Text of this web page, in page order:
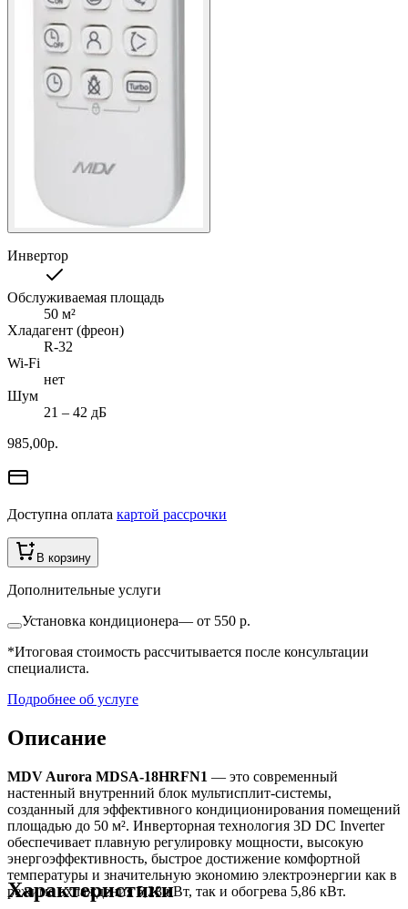
Инвертор
Обслуживаемая площадь
50 м²
Хладагент (фреон)
R-32
Wi-Fi
нет
Шум
21 ‒ 42 дБ
985,00р.
Доступна оплата картой рассрочки
В корзину
Дополнительные услуги
Установка кондиционера— от 550 р.
*Итоговая стоимость рассчитывается после консультации
специалиста.
Подробнее об услуге
Описание
MDV Aurora MDSA-18HRFN1 — это современный
настенный внутренний блок мультисплит-системы,
созданный для эффективного кондиционирования помещений
площадью до 50 м². Инверторная технология 3D DC Inverter
обеспечивает плавную регулировку мощности, высокую
энергоэффективность, быстрое достижение комфортной
температуры и значительную экономию электроэнергии как в
режиме охлаждения 5,28 кВт, так и обогрева 5,86 кВт.
Характеристики